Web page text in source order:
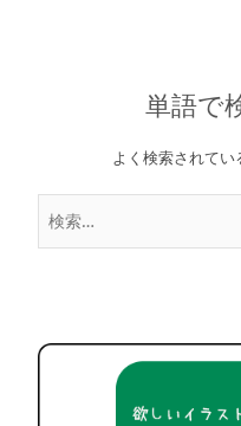
単語で
よく検索されてい